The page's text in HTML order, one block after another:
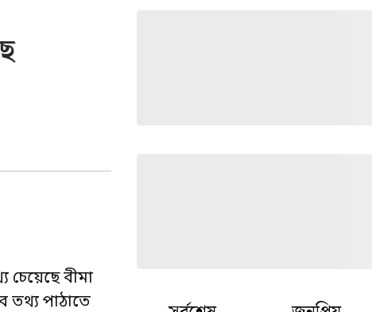
বীমা
তথ্য পাঠাতে